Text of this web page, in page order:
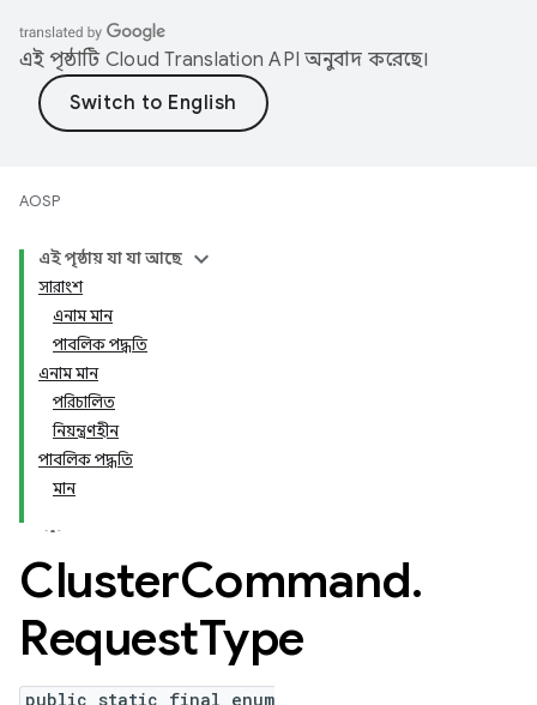
এই পৃষ্ঠাটি Cloud Translation API অনুবাদ করেছে।
AOSP
এই পৃষ্ঠায় যা যা আছে
সারাংশ
এনাম মান
পাবলিক পদ্ধতি
এনাম মান
পরিচালিত
নিয়ন্ত্রণহীন
পাবলিক পদ্ধতি
মান
ClusterCommand.
RequestType
public static final enum